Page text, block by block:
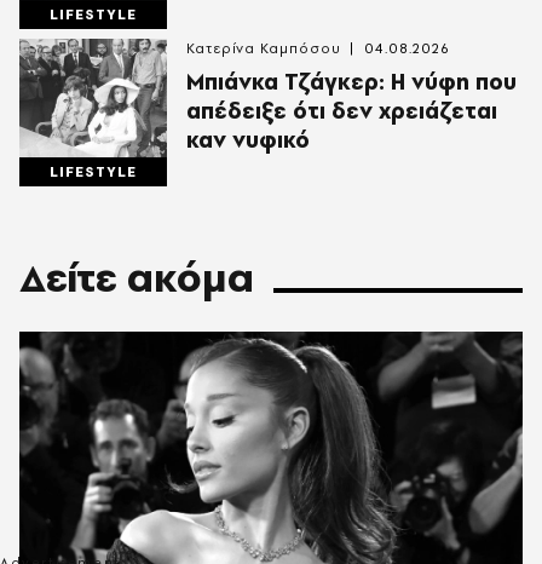
LIFESTYLE
LIFESTYLE
Mπιάνκα Τζάγκερ: Η νύφη που
απέδειξε ότι δεν χρειάζεται
καν νυφικό
Κατερίνα Καμπόσου 04.08.2026
Δείτε ακόμα